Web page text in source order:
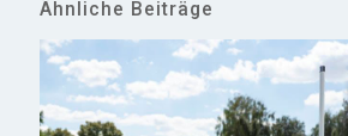
Ähnliche Beiträge